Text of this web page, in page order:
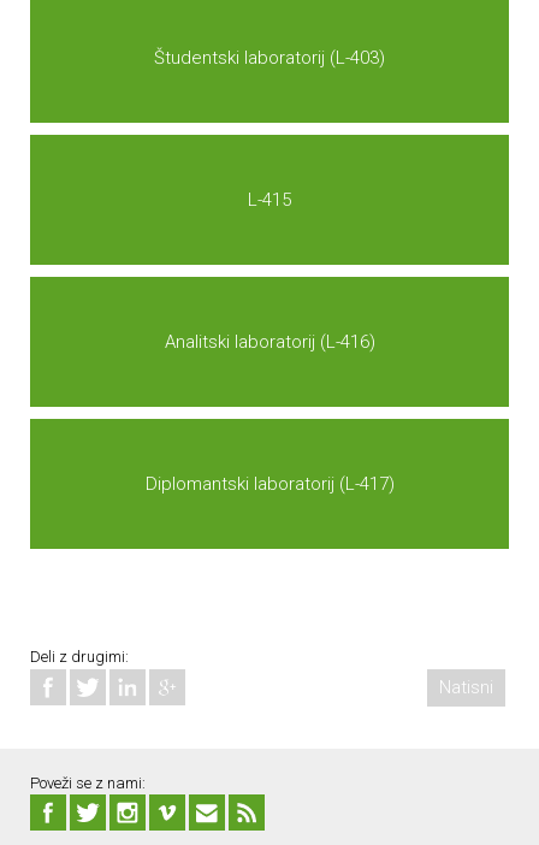
Študentski laboratorij (L-403)
L-415
Analitski laboratorij (L-416)
Diplomantski laboratorij (L-417)
Deli z drugimi:
Natisni
Poveži se z nami: